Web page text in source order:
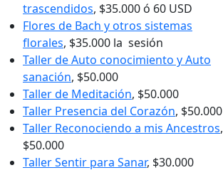
trascendidos, $35.000 ó 60 USD
Flores de Bach y otros sistemas
florales, $35.000 la sesión
Taller de Auto conocimiento y Auto
sanación, $50.000
Taller de Meditación, $50.000
Taller Presencia del Corazón, $50.000
Taller Reconociendo a mis Ancestros,
$50.000
Taller Sentir para Sanar, $30.000